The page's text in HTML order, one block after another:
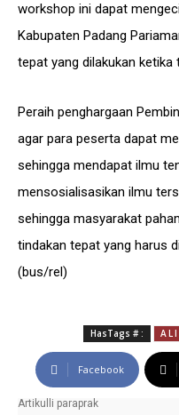
workshop ini dapat
Kabupaten Padang
tepat yang dilakukan ketika
Peraih penghargaan
agar para peserta dapat
sehingga mendapat ilmu
mensosialisasikan ilmu
sehingga masyarakat
tindakan tepat yang harus
(bus/rel)
HasTags # :
Facebook
Artikulli paraprak